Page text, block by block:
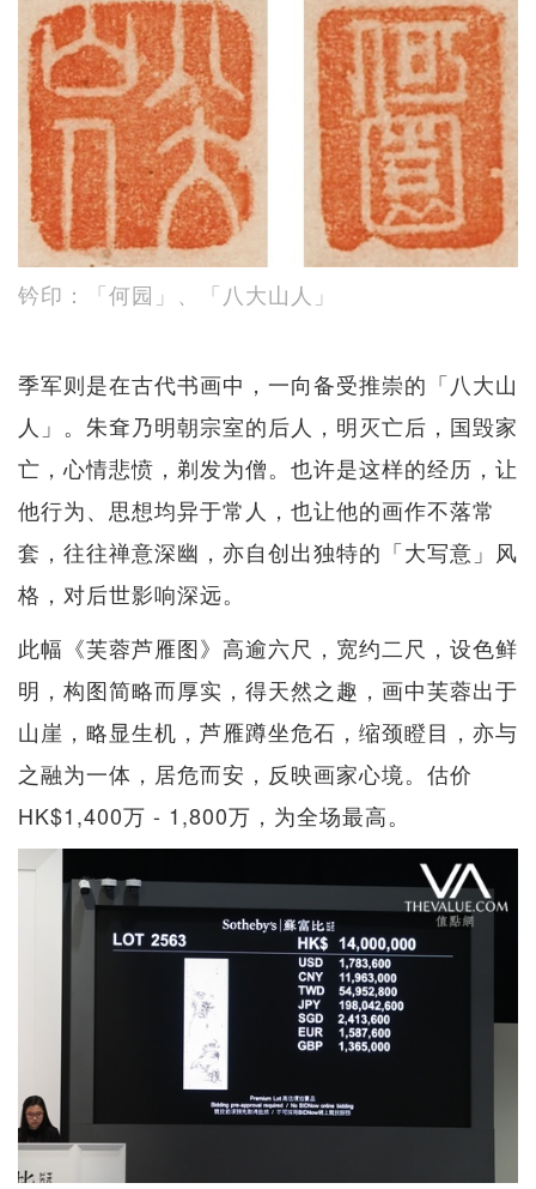
钤印：「何园」、「八大山人」
季军则是在古代书画中，一向备受推崇的「八大山
人」。朱耷乃明朝宗室的后人，明灭亡后，国毁家
亡，心情悲愤，剃发为僧。也许是这样的经历，让
他行为、思想均异于常人，也让他的画作不落常
套，往往禅意深幽，亦自创出独特的「大写意」风
格，对后世影响深远。
此幅《芙蓉芦雁图》高逾六尺，宽约二尺，设色鲜
明，构图简略而厚实，得天然之趣，画中芙蓉出于
山崖，略显生机，芦雁蹲坐危石，缩颈瞪目，亦与
之融为一体，居危而安，反映画家心境。估价
HK$1,400万 - 1,800万，为全场最高。